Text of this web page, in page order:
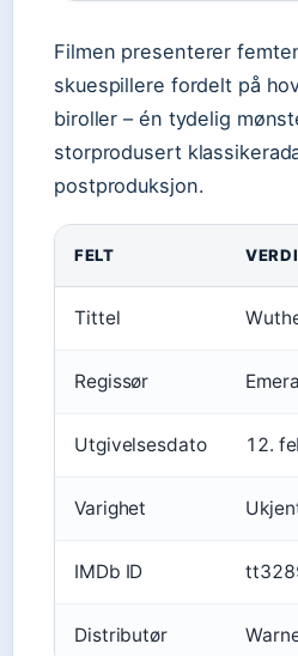
Filmen presenterer
skuespillere fordelt på
biroller – én tydelig
storprodusert
postproduksjon.
FELT VERDI
Tittel
Regissør
Utgivelsesdato 12.
Varighet
IMDb ID
Distributør